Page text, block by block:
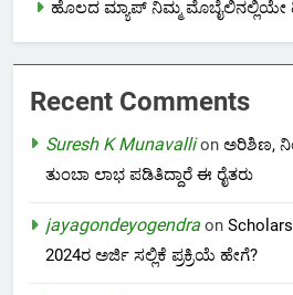
ಹೊಲದ ಮ್ಯಾಪ್ ನಿಮ್ಮ
Recent Comments
Suresh K Munavallion ಅರಿಶಿಣ,
ತುಂಬಾ ಲಾಭ ಪಡಿತಿದ್ದಾರೆ ಈ ರೈತರು
jayagondeyogendra on
2024ರ ಅರ್ಜಿ ಸಲ್ಲಿಕೆ ಪ್ರಕ್ರಿಯೆ ಹೇಗೆ?